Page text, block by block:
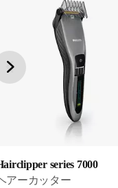
series 7000
アーカッター